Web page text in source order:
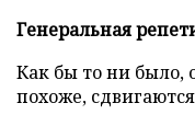
Генеральная
Как бы то ни
похоже,